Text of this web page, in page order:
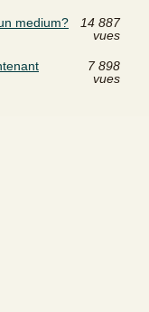
medium?
14 887
vues
7 898
vues